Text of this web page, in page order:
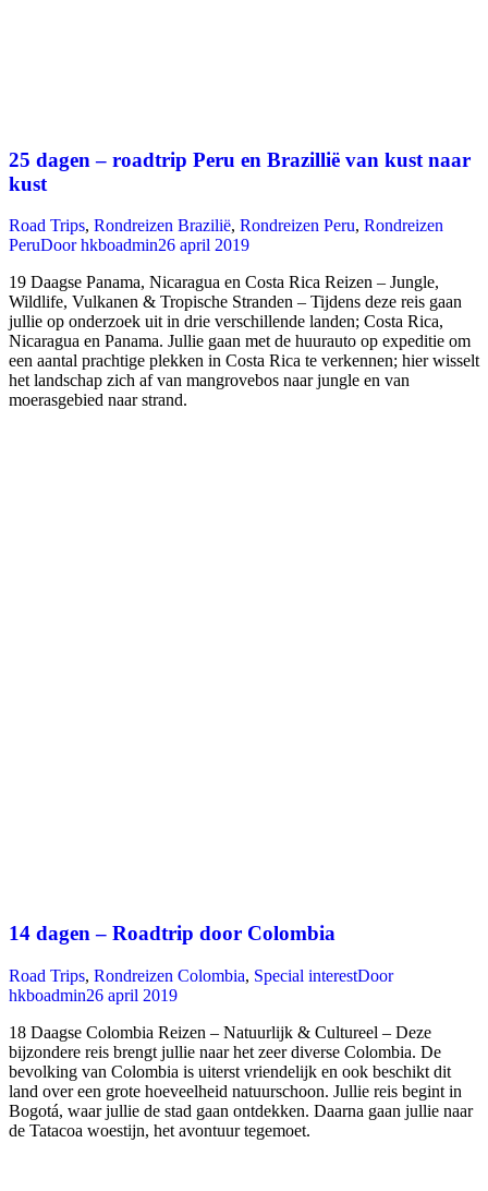
25 dagen – roadtrip Peru en Brazillië van kust naar
kust
Road Trips, Rondreizen Brazilië, Rondreizen Peru, Rondreizen
PeruDoorhkboadmin26 april 2019
19 Daagse Panama, Nicaragua en Costa Rica Reizen – Jungle,
Wildlife, Vulkanen & Tropische Stranden – Tijdens deze reis gaan
jullie op onderzoek uit in drie verschillende landen; Costa Rica,
Nicaragua en Panama. Jullie gaan met de huurauto op expeditie om
een aantal prachtige plekken in Costa Rica te verkennen; hier wisselt
het landschap zich af van mangrovebos naar jungle en van
moerasgebied naar strand.
14 dagen – Roadtrip door Colombia
Road Trips, Rondreizen Colombia, Special interestDoor
hkboadmin26 april 2019
18 Daagse Colombia Reizen – Natuurlijk & Cultureel – Deze
bijzondere reis brengt jullie naar het zeer diverse Colombia. De
bevolking van Colombia is uiterst vriendelijk en ook beschikt dit
land over een grote hoeveelheid natuurschoon. Jullie reis begint in
Bogotá, waar jullie de stad gaan ontdekken. Daarna gaan jullie naar
de Tatacoa woestijn, het avontuur tegemoet.